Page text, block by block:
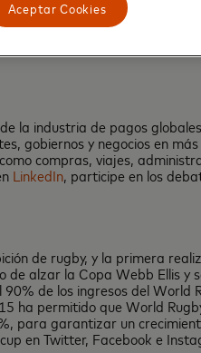
la industria de pagos
gobiernos y negocios en
compras, viajes,
LinkedIn, participe en los
de rugby, y la primera
alzar la Copa Webb Ellis y
de los ingresos del World
ha permitido que World
para garantizar un
en Twitter, Facebook e
Aceptar Cookies